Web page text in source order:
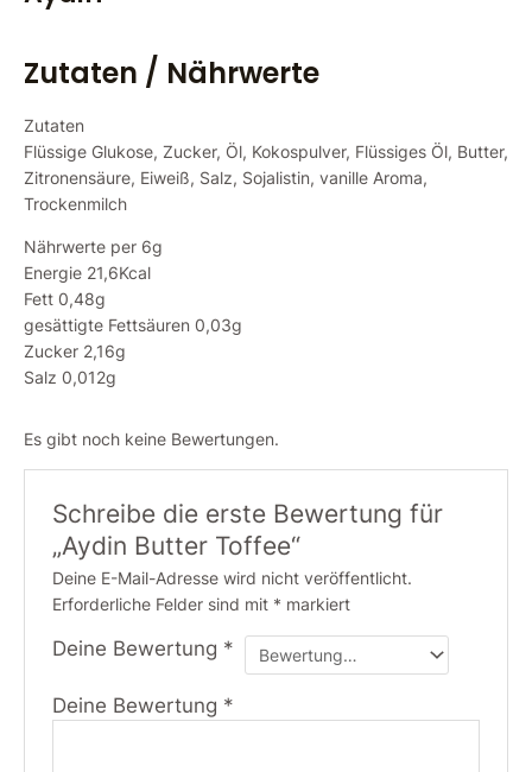
Zutaten / Nährwerte
Zutaten
Flüssige Glukose, Zucker, Öl, Kokospulver, Flüssiges Öl, Butter,
Zitronensäure, Eiweiß, Salz, Sojalistin, vanille Aroma,
Trockenmilch
Nährwerte per 6g
Energie 21,6Kcal
Fett 0,48g
gesättigte Fettsäuren 0,03g
Zucker 2,16g
Salz 0,012g
Es gibt noch keine Bewertungen.
Schreibe die erste Bewertung für
„Aydin Butter Toffee“
Deine E-Mail-Adresse wird nicht veröffentlicht.
Erforderliche Felder sind mit * markiert
Deine Bewertung *
Deine Bewertung *